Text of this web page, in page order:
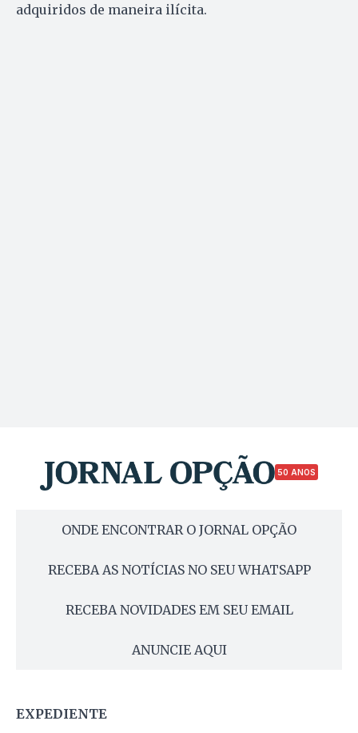
adquiridos de maneira ilícita.
50 ANOS
ONDE ENCONTRAR O JORNAL OPÇÃO
RECEBA AS NOTÍCIAS NO SEU WHATSAPP
RECEBA NOVIDADES EM SEU EMAIL
ANUNCIE AQUI
EXPEDIENTE